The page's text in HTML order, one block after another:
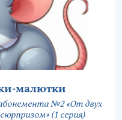
малютки
№2 «От двух
(1 серия)